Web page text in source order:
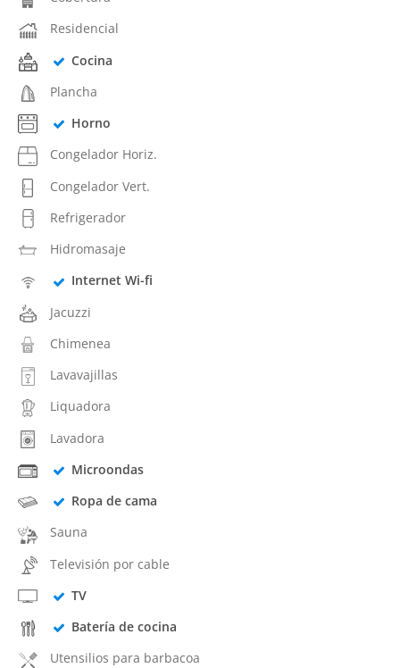
Residencial
Cocina
Plancha
Horno
Congelador Horiz.
Congelador Vert.
Refrigerador
Hidromasaje
Internet Wi-fi
Jacuzzi
Chimenea
Lavavajillas
Liquadora
Lavadora
Microondas
Ropa de cama
Sauna
Televisión por cable
TV
Batería de cocina
Utensilios para barbacoa